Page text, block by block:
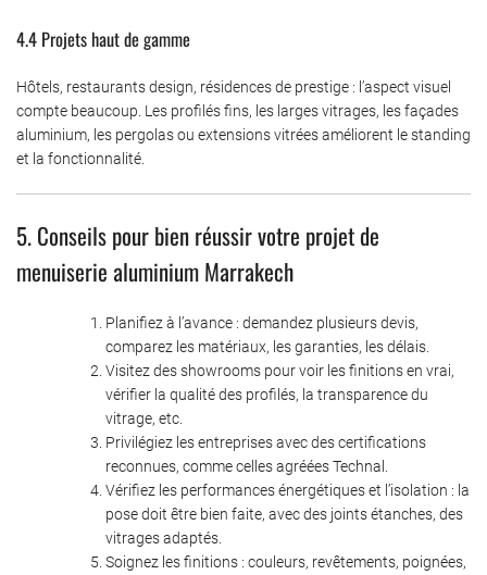
4.4 Projets haut de gamme
Hôtels, restaurants design, résidences de prestige : l’aspect visuel
compte beaucoup. Les profilés fins, les larges vitrages, les façades
aluminium, les pergolas ou extensions vitrées améliorent le standing
et la fonctionnalité.
5. Conseils pour bien réussir votre projet de
menuiserie aluminium Marrakech
Planifiez à l’avance : demandez plusieurs devis,
comparez les matériaux, les garanties, les délais.
Visitez des showrooms pour voir les finitions en vrai,
vérifier la qualité des profilés, la transparence du
vitrage, etc.
Privilégiez les entreprises avec des certifications
reconnues, comme celles agréées Technal.
Vérifiez les performances énergétiques et l’isolation : la
pose doit être bien faite, avec des joints étanches, des
vitrages adaptés.
Soignez les finitions : couleurs, revêtements, poignées,